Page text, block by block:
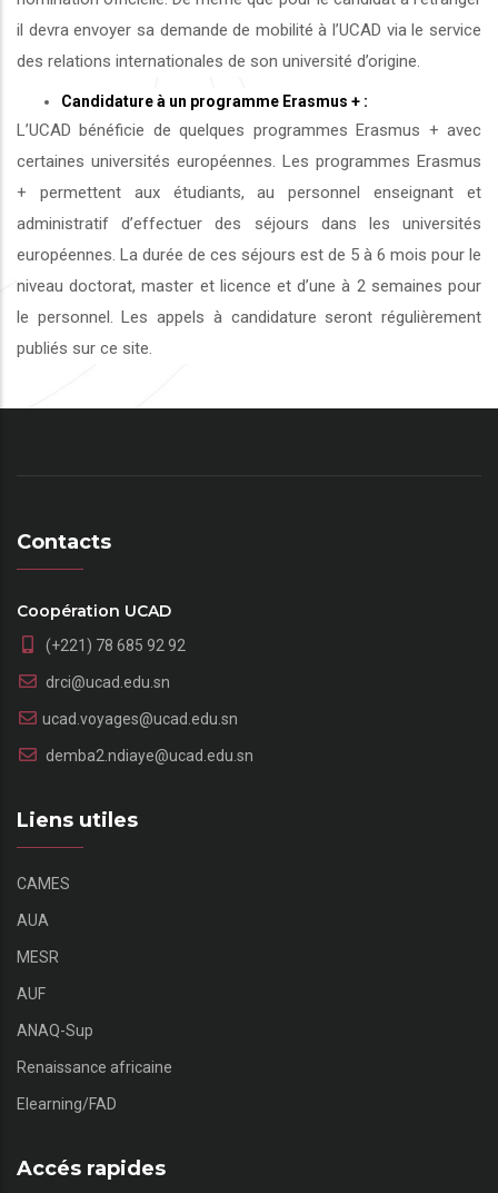
il devra envoyer sa demande de mobilité à l’UCAD via le service
des relations internationales de son université d’origine.
Candidature à un programme Erasmus + :
L’UCAD bénéficie de quelques programmes Erasmus + avec
certaines universités européennes. Les programmes Erasmus
+ permettent aux étudiants, au personnel enseignant et
administratif d’effectuer des séjours dans les universités
européennes. La durée de ces séjours est de 5 à 6 mois pour le
niveau doctorat, master et licence et d’une à 2 semaines pour
le personnel. Les appels à candidature seront régulièrement
publiés sur ce site.
Contacts
Coopération UCAD
(+221) 78 685 92 92
drci@ucad.edu.sn
ucad.voyages@ucad.edu.sn
demba2.ndiaye@ucad.edu.sn
Liens utiles
CAMES
AUA
MESR
AUF
ANAQ-Sup
Renaissance africaine
Elearning/FAD
Accés rapides